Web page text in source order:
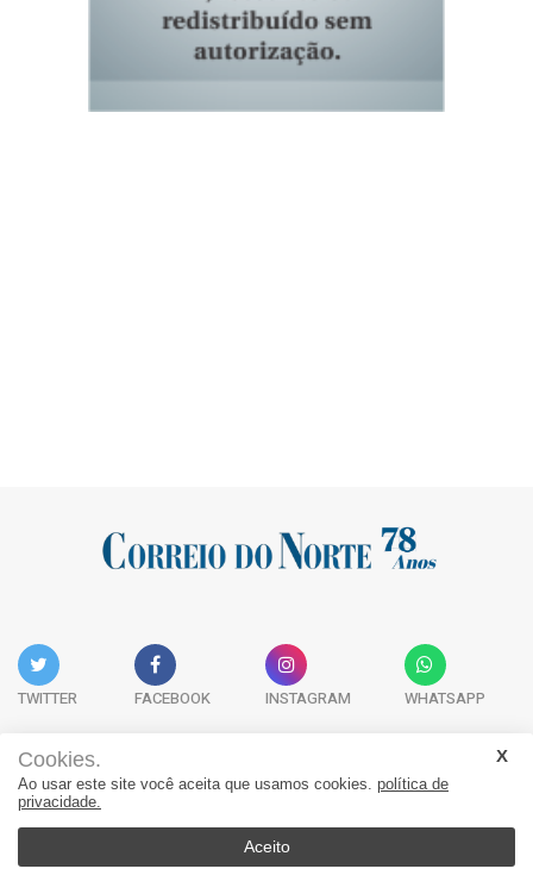
TWITTER FACEBOOK INSTAGRAM WHATSAPP
Acervo Digital Fale Conosco Quem Somos
Cookies.
Ao usar este site você aceita que usamos cookies. política de
privacidade.
Aceito